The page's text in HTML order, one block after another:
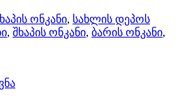
ონკანი, სახლის დეპოს
, შხაპის ონკანი, ბარის ონკანი,